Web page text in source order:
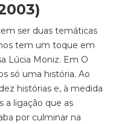
ser duas temáticas
tem um toque em
Lúcia Moniz. Em O
só uma história. Ao
histórias e, à medida
a ligação que as
por culminar na